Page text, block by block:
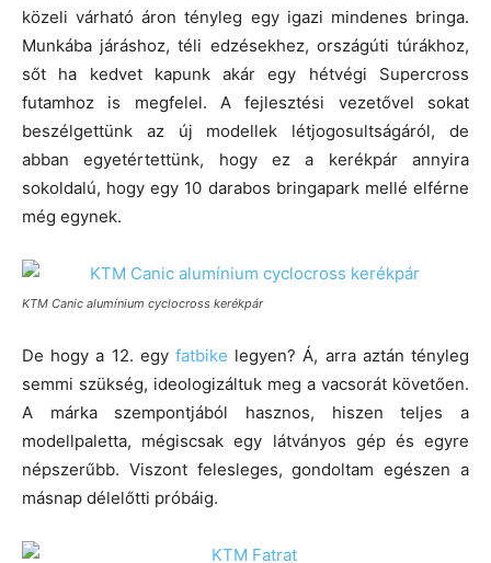
közeli várható áron tényleg egy igazi mindenes bringa.
Munkába járáshoz, téli edzésekhez, országúti túrákhoz,
sőt ha kedvet kapunk akár egy hétvégi Supercross
futamhoz is megfelel. A fejlesztési vezetővel sokat
beszélgettünk az új modellek létjogosultságáról, de
abban egyetértettünk, hogy ez a kerékpár annyira
sokoldalú, hogy egy 10 darabos bringapark mellé elférne
még egynek.
KTM Canic alumínium cyclocross kerékpár
De hogy a 12. egy fatbike legyen? Á, arra aztán tényleg
semmi szükség, ideologizáltuk meg a vacsorát követően.
A márka szempontjából hasznos, hiszen teljes a
modellpaletta, mégiscsak egy látványos gép és egyre
népszerűbb. Viszont felesleges, gondoltam egészen a
másnap délelőtti próbáig.